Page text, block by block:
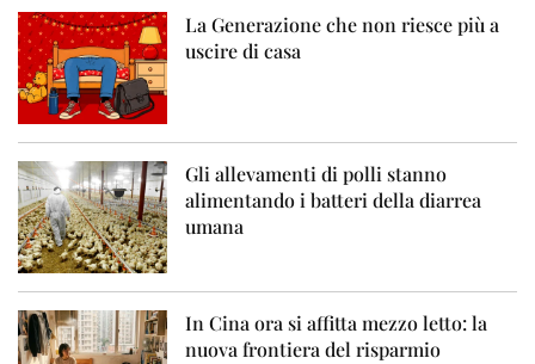
La Generazione che non riesce più a
uscire di casa
Gli allevamenti di polli stanno
alimentando i batteri della diarrea
umana
In Cina ora si affitta mezzo letto: la
nuova frontiera del risparmio